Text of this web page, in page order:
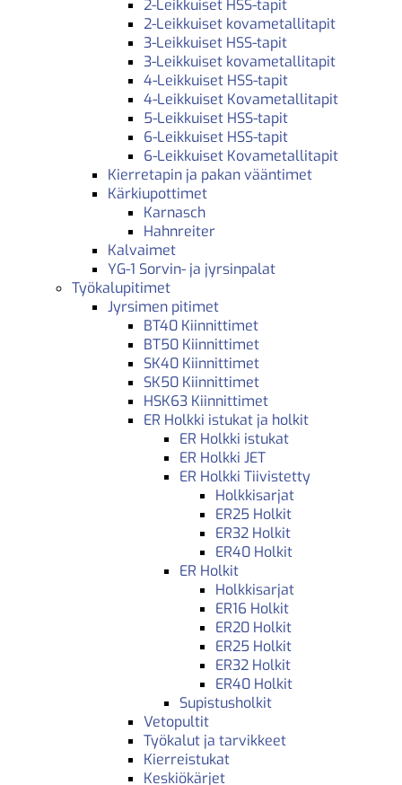
2-Leikkuiset HSS-tapit
2-Leikkuiset kovametallitapit
3-Leikkuiset HSS-tapit
3-Leikkuiset kovametallitapit
4-Leikkuiset HSS-tapit
4-Leikkuiset Kovametallitapit
5-Leikkuiset HSS-tapit
6-Leikkuiset HSS-tapit
6-Leikkuiset Kovametallitapit
Kierretapin ja pakan vääntimet
Kärkiupottimet
Karnasch
Hahnreiter
Kalvaimet
YG-1 Sorvin- ja jyrsinpalat
Työkalupitimet
Jyrsimen pitimet
BT40 Kiinnittimet
BT50 Kiinnittimet
SK40 Kiinnittimet
SK50 Kiinnittimet
HSK63 Kiinnittimet
ER Holkki istukat ja holkit
ER Holkki istukat
ER Holkki JET
ER Holkki Tiivistetty
Holkkisarjat
ER25 Holkit
ER32 Holkit
ER40 Holkit
ER Holkit
Holkkisarjat
ER16 Holkit
ER20 Holkit
ER25 Holkit
ER32 Holkit
ER40 Holkit
Supistusholkit
Vetopultit
Työkalut ja tarvikkeet
Kierreistukat
Keskiökärjet